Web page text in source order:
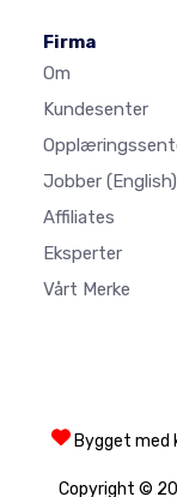
Firma
Om
Kundesenter
Jobber (English)
Affiliates
Eksperter
Vårt Merke
Bygget med
Copyright ©